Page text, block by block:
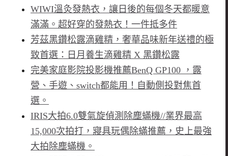
WIWI溫灸發熱衣，讓日後的每個冬天都暖意
滿滿。超好穿的發熱衣！一件抵多件
芳茲黑鑽松露滴雞精，奢華品味新年送禮的極
致首選：日月養生滴雞精 X 黑鑽松露
完美家庭影院投影機推薦BenQ GP100 ，露
營、手遊、switch都能用！自動側投對焦首
選。
IRIS大拍6.0雙氣旋偵測除塵蟎機//業界最高
15,000次拍打，寢具玩偶除蟎推薦，史上最強
大拍除塵蟎機。